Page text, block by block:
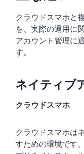
クラウドスマホと
を、実際の運用に
アカウント管理に
す。
ネイティブ
クラウドスマホ
クラウドスマホは
すための環境です